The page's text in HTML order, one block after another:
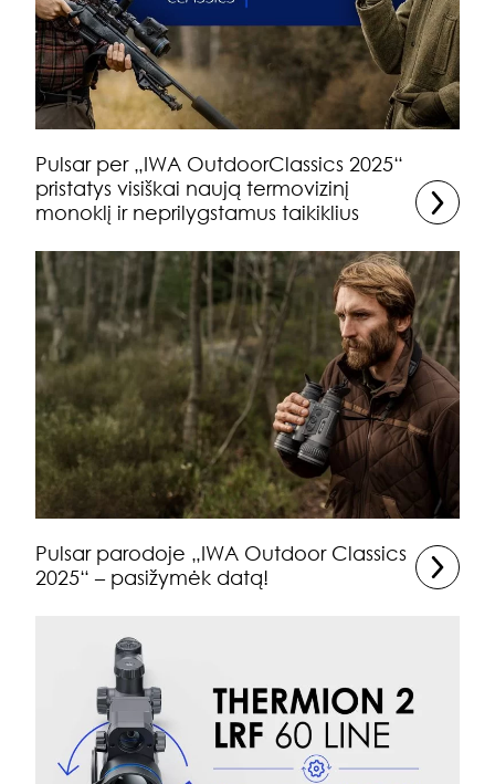
Pulsar per „IWA OutdoorClassics 2025“
pristatys visiškai naują termovizinį
monoklį ir neprilygstamus taikiklius
Pulsar parodoje „IWA Outdoor Classics
2025“ – pasižymėk datą!